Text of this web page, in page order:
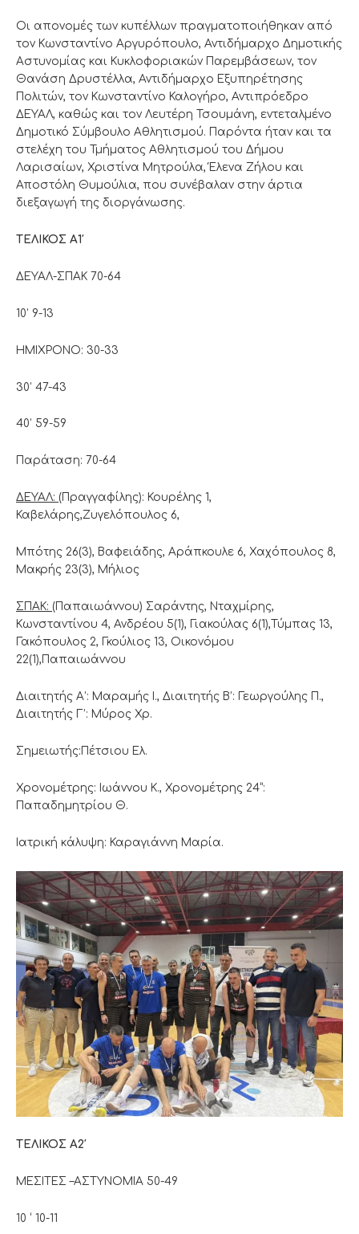
Οι απονομές των κυπέλλων πραγματοποιήθηκαν από
τον Κωνσταντίνο Αργυρόπουλο, Αντιδήμαρχο Δημοτικής
Αστυνομίας και Κυκλοφοριακών Παρεμβάσεων, τον
Θανάση Δρυστέλλα, Αντιδήμαρχο Εξυπηρέτησης
Πολιτών, τον Κωνσταντίνο Καλογήρο, Αντιπρόεδρο
ΔΕΥΑΛ, καθώς και τον Λευτέρη Τσουμάνη, εντεταλμένο
Δημοτικό Σύμβουλο Αθλητισμού. Παρόντα ήταν και τα
στελέχη του Τμήματος Αθλητισμού του Δήμου
Λαρισαίων, Χριστίνα Μητρούλα, Έλενα Ζήλου και
Αποστόλη Θυμούλια, που συνέβαλαν στην άρτια
διεξαγωγή της διοργάνωσης.
ΤΕΛΙΚΟΣ Α1′
ΔΕΥΑΛ-ΣΠΑΚ 70-64
10’ 9-13
ΗΜΙΧΡΟΝΟ: 30-33
30’ 47-43
40’ 59-59
Παράταση: 70-64
ΔΕΥΑΛ: (Πραγγαφίλης): Κουρέλης 1,
Καβελάρης,Ζυγελόπουλος 6,
Μπότης 26(3), Βαφειάδης, Αράπκουλε 6, Χαχόπουλος 8,
Μακρής 23(3), Μήλιος
ΣΠΑΚ: (Παπαιωάννου) Σαράντης, Νταχμίρης,
Κωνσταντίνου 4, Ανδρέου 5(1), Γιακούλας 6(1),Τύμπας 13,
Γακόπουλος 2, Γκούλιος 13, Οικονόμου
22(1),Παπαιωάννου
Διαιτητής Α’: Μαραμής Ι., Διαιτητής Β’: Γεωργούλης Π.,
Διαιτητής Γ’: Μύρος Χρ.
Σημειωτής:Πέτσιου Ελ.
Χρονομέτρης: Ιωάννου Κ., Χρονομέτρης 24”:
Παπαδημητρίου Θ.
Ιατρική κάλυψη: Καραγιάννη Μαρία.
ΤΕΛΙΚΟΣ Α2′
ΜΕΣΙΤΕΣ –ΑΣΤΥΝΟΜΙΑ 50-49
10 ‘ 10-11